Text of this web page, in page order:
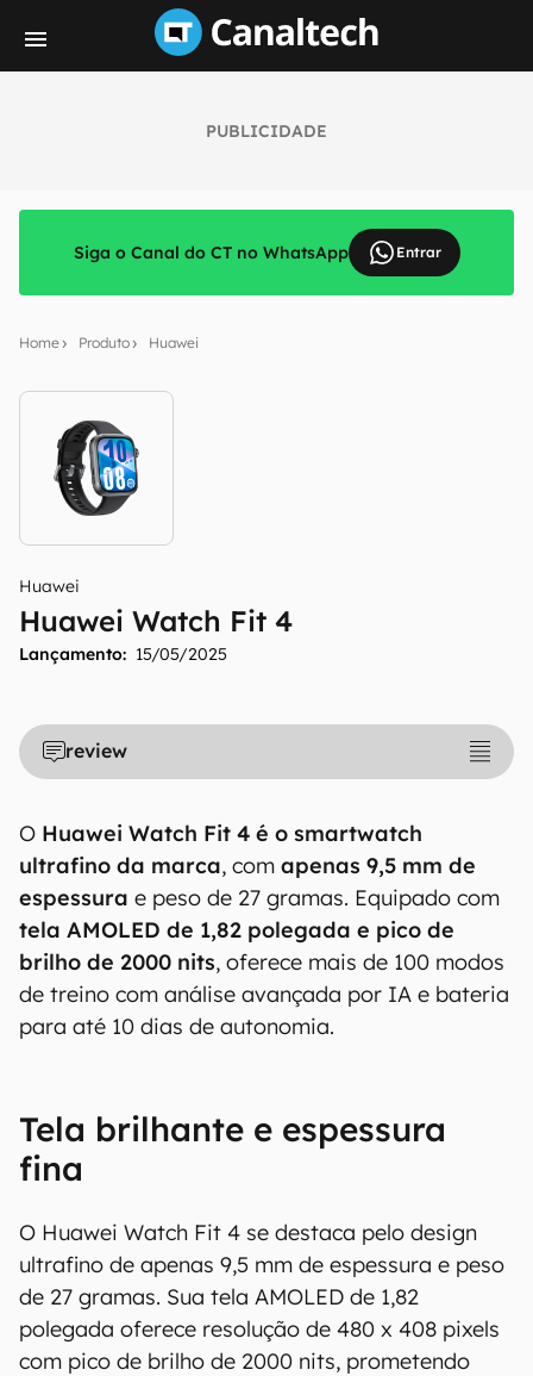
PUBLICIDADE
Siga o Canal do CT no WhatsApp Entrar
Home Produto Huawei
Huawei
Huawei Watch Fit 4
Lançamento: 15/05/2025
review
O Huawei Watch Fit 4 é o smartwatch
ultrafino da marca, com apenas 9,5 mm de
espessura e peso de 27 gramas. Equipado com
tela AMOLED de 1,82 polegada e pico de
brilho de 2000 nits, oferece mais de 100 modos
de treino com análise avançada por IA e bateria
para até 10 dias de autonomia.
Tela brilhante e espessura
fina
O Huawei Watch Fit 4 se destaca pelo design
ultrafino de apenas 9,5 mm de espessura e peso
de 27 gramas. Sua tela AMOLED de 1,82
polegada oferece resolução de 480 x 408 pixels
com pico de brilho de 2000 nits, prometendo